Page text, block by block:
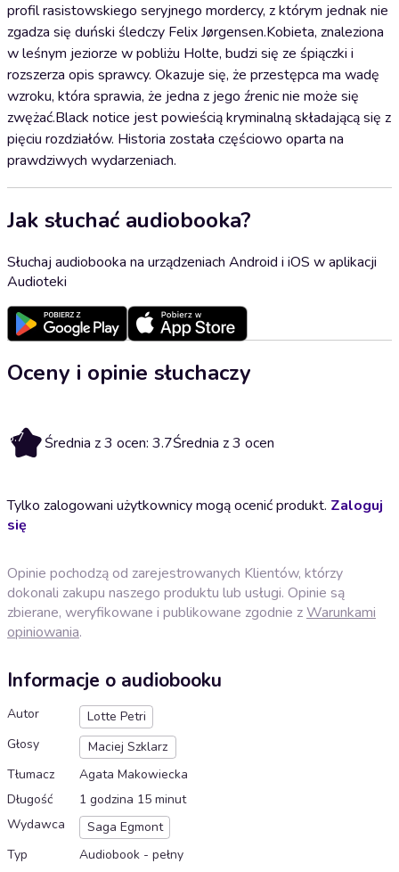
profil rasistowskiego seryjnego mordercy, z którym jednak nie
zgadza się duński śledczy Felix Jørgensen.Kobieta, znaleziona
w leśnym jeziorze w pobliżu Holte, budzi się ze śpiączki i
rozszerza opis sprawcy. Okazuje się, że przestępca ma wadę
wzroku, która sprawia, że jedna z jego źrenic nie może się
zwężać.Black notice jest powieścią kryminalną składającą się z
pięciu rozdziałów. Historia została częściowo oparta na
prawdziwych wydarzeniach.
Jak słuchać audiobooka?
Słuchaj audiobooka na urządzeniach Android i iOS w aplikacji
Audioteki
Oceny i opinie słuchaczy
3.7 Średnia z 3 ocen: 3.7Średnia z 3 ocen
Tylko zalogowani użytkownicy mogą ocenić produkt. Zaloguj
się
Opinie pochodzą od zarejestrowanych Klientów, którzy
dokonali zakupu naszego produktu lub usługi. Opinie są
zbierane, weryfikowane i publikowane zgodnie zWarunkami
opiniowania.
Informacje o audiobooku
Autor
Lotte Petri
Głosy
Maciej Szklarz
Tłumacz
Agata Makowiecka
Długość
1 godzina 15 minut
Wydawca
Saga Egmont
Typ
Audiobook - pełny